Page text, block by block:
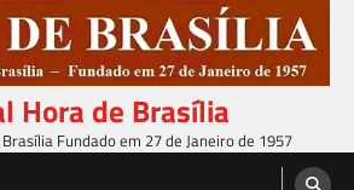
Hora de Brasília
Fundado em 27 de Janeiro de 1957